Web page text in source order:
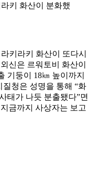
키 화산이 분화했
키라키 화산이 또다시
신은 르워토비 화산이
기둥이 18㎞ 높이까지
청은 성명을 통해 “화
태가 나듯 분출됐다”면
금까지 사상자는 보고